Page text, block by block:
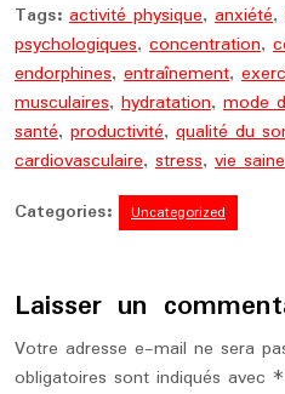
Tags: activité physique, anxiété,
psychologiques, concentration,
endorphines, entraînement,
musculaires, hydratation, mode
santé, productivité, qualité du
cardiovasculaire, stress, vie saine
Categories:
Uncategorized
Laisser un
Votre adresse e-mail ne sera
obligatoires sont indiqués avec *